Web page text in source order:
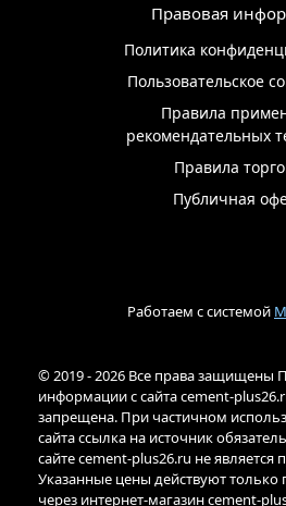
Правовая
Политика
Пользовательское
Правила
рекомендательных
Правила
Публичная
Работаем с системой
© 2019 - 2026 Все права защищены
информации с сайта cement-
запрещена. При частичном
сайта ссылка на источник
сайте cement-plus26.ru не
Указанные цены действуют
через интернет-магазин cement-